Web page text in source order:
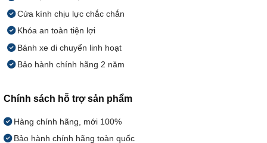
Cửa kính chịu lực chắc chắn
Khóa an toàn tiện lợi
Bánh xe di chuyển linh hoạt
Bảo hành chính hãng 2 năm
Chính sách hỗ trợ sản phẩm
Hàng chính hãng, mới 100%
Bảo hành chính hãng toàn quốc